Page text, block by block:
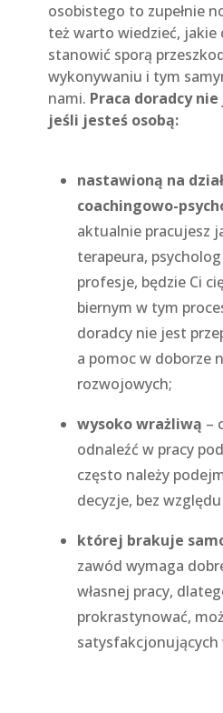
osobistego to zupełnie
też warto wiedzieć, jakie
stanowić sporą
wykonywaniu i tym
nami. Praca doradcy
jeśli jesteś osobą:
nastawioną na
coachingowo-
aktualnie pracujesz
terapeura,
profesje, będzie Ci
biernym w tym
doradcy nie jest
a pomoc w doborze
rozwojowych;
wysoko wrażliwą –
odnaleźć w pracy
często należy
decyzje, bez
której brakuje
zawód wymaga
własnej pracy,
prokrastynować,
satysfakcjonujących